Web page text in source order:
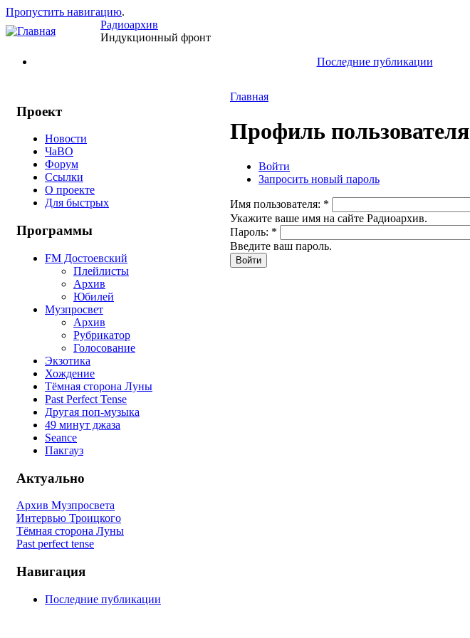
Пропустить навигацию.
Радиоархив
Индукционный фронт
Последние публикации
Проект
Новости
ЧаВО
Форум
Ссылки
О проекте
Для быстрых
Программы
FM Достоевский
Плейлисты
Архив
Юбилей
Музпросвет
Архив
Рубрикатор
Голосование
Экзотика
Хождение
Тёмная сторона Луны
Past Perfect Tense
Другая поп-музыка
49 минут джаза
Seance
Пакгауз
Актуально
Архив Музпросвета
Интервью Троицкого
Тёмная сторона Луны
Past perfect tense
Навигация
Последние публикации
Главная
Профиль пользователя
Войти
Запросить новый пароль
Имя пользователя: *
Укажите ваше имя на сайте Радиоархив.
Пароль: *
Введите ваш пароль.